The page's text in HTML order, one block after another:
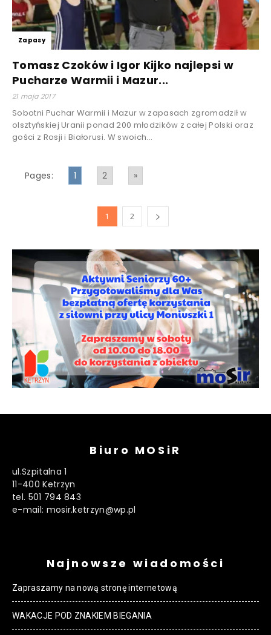
Zapasy
Tomasz Czoków i Igor Kijko najlepsi w
Pucharze Warmii i Mazur...
21 maja 2017
Sobotni Puchar Warmii i Mazur w zapasach zgromadził w
olsztyńskiej Uranii ponad 200 młodzików z całej Polski oraz
gości z Rosji i Białorusi. W swoich...
Pages: 1 2 »
1 2
Biuro MOSiR
ul.Szpitalna 1
11-400 Ketrzyn
tel. 501 794 843
e-mail: mosir.ketrzyn@wp.pl
Najnowsze wiadomości
Zapraszamy na nową stronę internetową
WAKACJE POD ZNAKIEM BIEGANIA